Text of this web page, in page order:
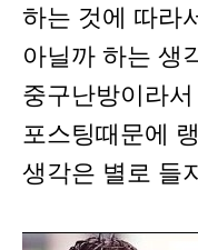
하는 것에 따라
아닐까 하는 생
중구난방이라
포스팅때문에
생각은 별로 들